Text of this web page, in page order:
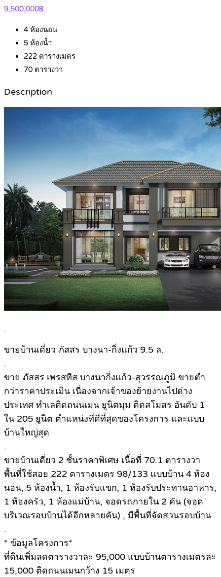
9,500,000฿
4 ห้องนอน
5 ห้องน้ำ
222 ตารางเมตร
70 ตารางวา
Description
.
ขายบ้านเดี่ยว ภัสสร บางนา-กิ่งแก้ว 9.5 ล.
.
ขาย ภัสสร เพรสทีส บางนากิ่งแก้ว-สุวรรณภูมิ ขายต่ำ
กว่าราคาประเมิน เนื่องจากเจ้าของย้ายงานไปต่าง
ประเทศ ทำเลติดถนนเมน ยูนิตมุม ติดสโมสร อันดับ 1
ใน 205 ยูนิต ตำแหน่งที่ดีที่สุดของโครงการ และแบบ
บ้านใหญ่สุด
.
ขายบ้านเดี่ยว 2 ชั้นราคาพิเศษ เนื้อที่ 70.1 ตารางวา
พื้นที่ใช้สอย 222 ตารางเมตร 98/133 แบบบ้าน 4 ห้อง
นอน, 5 ห้องน้ำ, 1 ห้องรับแขก, 1 ห้องรับประทานอาหาร,
1 ห้องครัว, 1 ห้องแม่บ้าน, จอดรถภายใน 2 คัน (จอด
บริเวณรอบบ้านได้อีกหลายคัน) , มีพื้นที่จัดสวนรอบบ้าน
.
* ข้อมูลโครงการ*
ที่ดินเพิ่มลดตารางวาละ 95,000 แบบบ้านตารางเมตรละ
15,000 ติดถนนเมนกว้าง 15 เมตร